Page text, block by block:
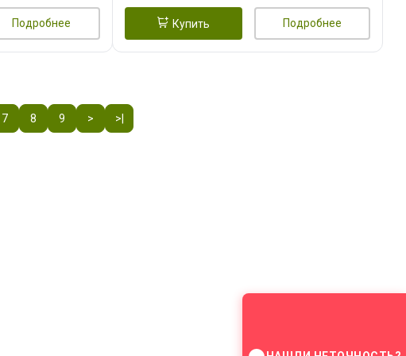
Подробнее Купить Подробнее
7 8 9 > >|